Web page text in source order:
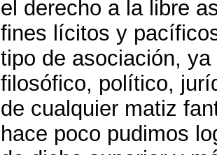
el derecho a la libre
fines lícitos y
tipo de asociación,
filosófico, político,
de cualquier matiz
hace poco pudimos